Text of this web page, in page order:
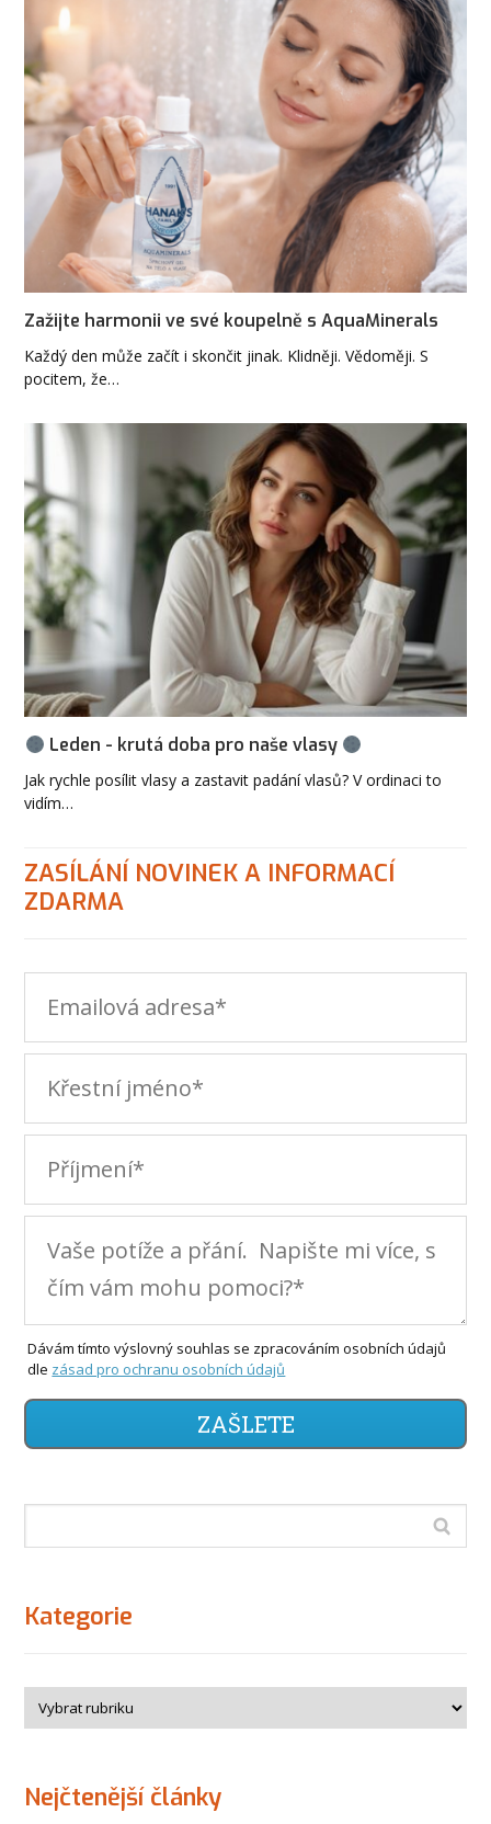
Zažijte harmonii ve své koupelně s AquaMinerals
Každý den může začít i skončit jinak. Klidněji. Vědoměji. S
pocitem, že…
Leden - krutá doba pro naše vlasy
Jak rychle posílit vlasy a zastavit padání vlasů? V ordinaci to
vidím…
ZASÍLÁNÍ NOVINEK A INFORMACÍ
ZDARMA
Dávám tímto výslovný souhlas se zpracováním osobních údajů
dle zásad pro ochranu osobních údajů
ZAŠLETE
Kategorie
Nejčtenější články